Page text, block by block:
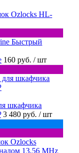
Ozlocks HL-
Быстрый
160 руб. / шт
шкафчика
3 480 руб. / шт